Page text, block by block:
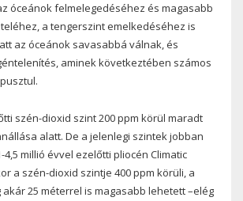
óceánok felmelegedéséhez és magasabb
a tengerszint emelkedéséhez is
az óceánok savasabbá válnak, és
aminek következtében számos
szén-dioxid szint 200 ppm körül maradt
alatt. De a jelenlegi szintek jobban
millió évvel ezelőtti pliocén Climatic
a szén-dioxid szintje 400 ppm körüli, a
25 méterrel is magasabb lehetett –elég